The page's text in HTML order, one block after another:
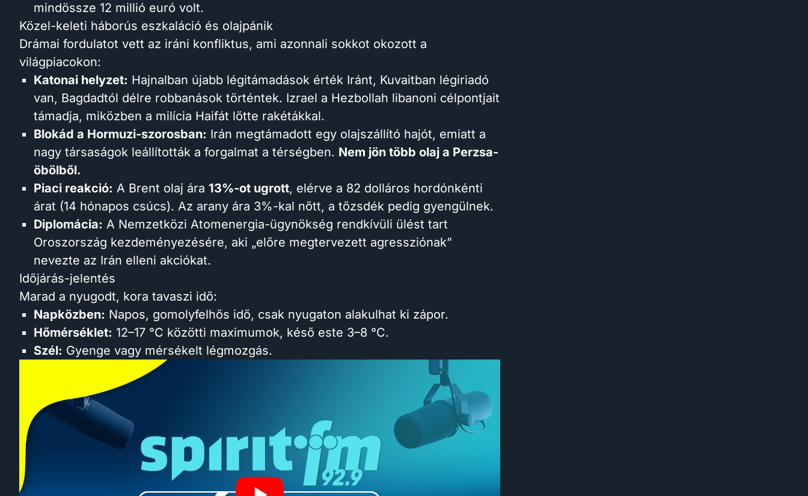
mindössze 12 millió euró volt.
Közel-keleti háborús eszkaláció és olajpánik
Drámai fordulatot vett az iráni konfliktus, ami azonnali sokkot okozott a
világpiacokon:
Katonai helyzet: Hajnalban újabb légitámadások érték Iránt, Kuvaitban légiriadó
van, Bagdadtól délre robbanások történtek. Izrael a Hezbollah libanoni célpontjait
támadja, miközben a milícia Haifát lőtte rakétákkal.
Blokád a Hormuzi-szorosban: Irán megtámadott egy olajszállító hajót, emiatt a
nagy társaságok leállították a forgalmat a térségben. Nem jön több olaj a Perzsa-
öbölből.
Piaci reakció: A Brent olaj ára 13%-ot ugrott, elérve a 82 dolláros hordónkénti
árat (14 hónapos csúcs). Az arany ára 3%-kal nőtt, a tőzsdék pedig gyengülnek.
Diplomácia: A Nemzetközi Atomenergia-ügynökség rendkívüli ülést tart
Oroszország kezdeményezésére, aki „előre megtervezett agressziónak”
nevezte az Irán elleni akciókat.
Időjárás-jelentés
Marad a nyugodt, kora tavaszi idő:
Napközben: Napos, gomolyfelhős idő, csak nyugaton alakulhat ki zápor.
Hőmérséklet: 12–17 °C közötti maximumok, késő este 3–8 °C.
Szél: Gyenge vagy mérsékelt légmozgás.